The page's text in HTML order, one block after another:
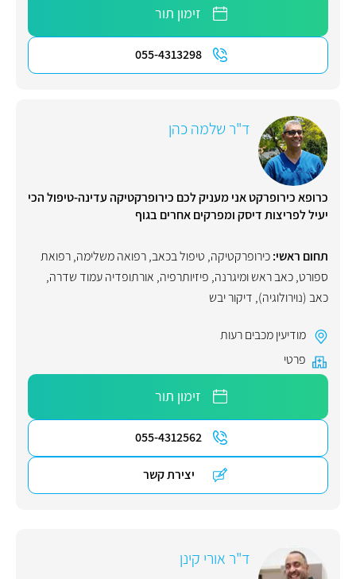
זימון תור
055-4313298
ד"ר שלמה כהן
כרופא כירופרקט אני מעניק לכם כירופרקטיקה עדינה-טיפול הכי
יעיל לפריצות דיסק ומפרקים אחרים בגוף
תחום ראשי:כירופרקטיקה, טיפול בכאב,רפואה משלימה,רפואת
ספורט,כאב ראש ומיגרנה, פיזיותרפיה, אורתופדיה עמוד שדרה,
כאב (נוירולוגיה), דיקור יבש
מודיעין מכבים רעות
פרטי
זימון תור
055-4312562
יצירת קשר
ד"ר אורי קינן